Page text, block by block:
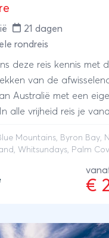
21 dagen
rondreis
deze reis kennis met
van de
Australië met een
alle vrijheid reis je
de lange
het tropische noorden.
‘s werelds grootste
Mountains, Byron Bay,
Whitsundays, Palm
€